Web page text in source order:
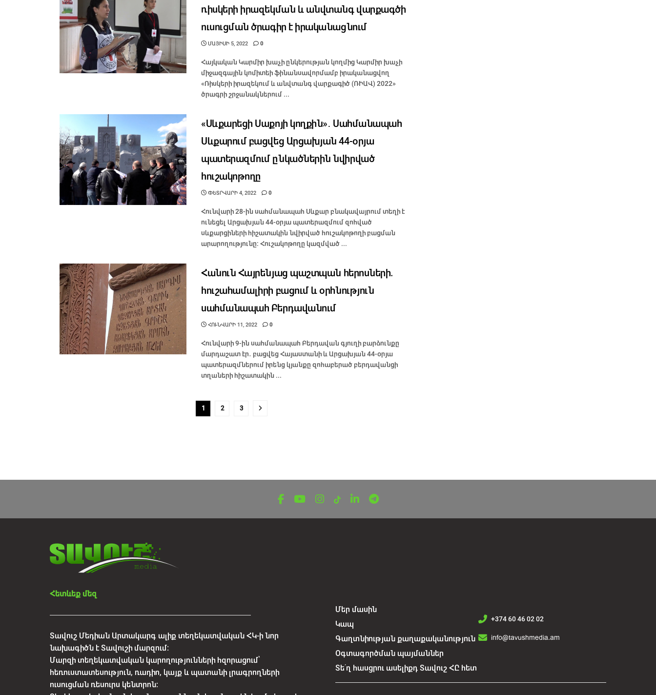
ռիսկերի իրազեկման և անվտանգ վարքագծի
ուսուցման ծրագիր է իրականացնում
ՄԱՅԻՍԻ 5, 2022 0
Հայկական Կարմիր խաչի ընկերության կողմից Կարմիր խաչի
միջազգային կոմիտեի ֆինանսավորմամբ իրականացվող
«Ռիսկերի իրազեկում և անվտանգ վարքագիծ (ՌԻԱՎ) 2022»
ծրագրի շրջանակներում ...
«Սևքարեցի Սաքոյի կողքին»․ Սահմանապահ
Սևքարում բացվեց Արցախյան 44-օրյա
պատերազմում ընկածներին նվիրված
հուշակոթողը
ՓԵՏՐՎԱՐԻ 4, 2022 0
Հունվարի 28-ին սահմանապահ Սևքար բնակավայրում տեղի է
ունեցել Արցախյան 44-օրյա պատերազմում զոհված
սևքարցիների հիշատակին նվիրված հուշակոթողի բացման
արարողությունը: Հուշակոթողը կազմված ...
Հանուն Հայրենյաց պաշտպան հերոսների.
հուշահամալիրի բացում և օրհնություն
սահմանապահ Բերդավանում
ՀՈՒՆՎԱՐԻ 11, 2022 0
Հունվարի 9-ին սահմանապահ Բերդավան գյուղի բարձունքը
մարդաշատ էր․ բացվեց Հայաստանի և Արցախյան 44-օրյա
պատերազմներում իրենց կյանքը զոհաբերած բերդավանցի
տղաների հիշատակին ...
1 2 3
Հետևեք մեզ
Տավուշ Մեդիան Արտակարգ ալիք տեղեկատվական ՀԿ-ի նոր
նախագիծն է Տավուշի մարզում:
Մարզի տեղեկատվական կարողությունների հզորացում՝
հեռուստատեսություն, ռադիո, կայք և պատանի լրագրողների
ուսուցման ռեսուրս կենտրոն:
Մեր մասին
Կապ
Գաղտնիության քաղաքականություն
Օգտագործման պայմաններ
Տե՛ղ հասցրու ասելիքդ Տավուշ ՀԸ հետ
+374 60 46 02 02
info@tavushmedia.am